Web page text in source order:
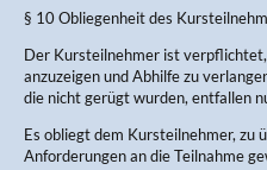
§ 10 Obliegenheit des
Der Kursteilnehmer ist
anzuzeigen und Abhilfe zu
die nicht gerügt wurden, entfallen
Es obliegt dem Kursteilnehmer, zu
Anforderungen an die Teilnahme